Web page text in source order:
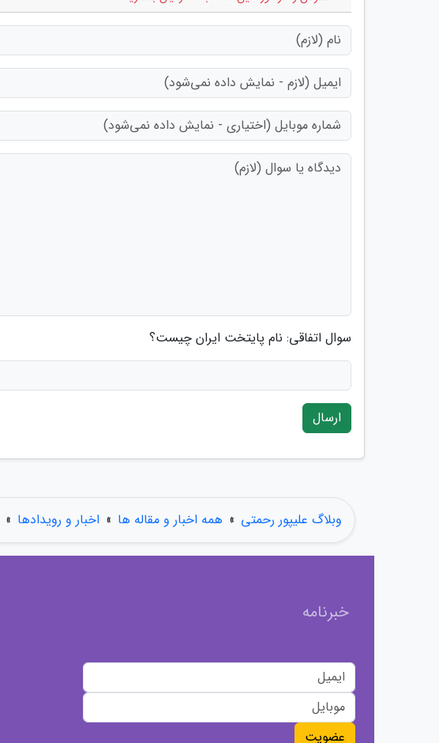
سوال اتفاقی: نام پایتخت ایران چیست؟
ارسال
وبلاگ علیپور رحمتی » همه اخبار و مقاله ها » اخبار و رویدادها »
خبرنامه
عضویت